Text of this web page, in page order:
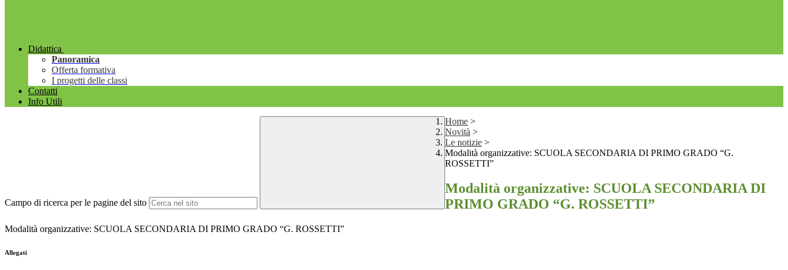
Didattica
Panoramica
Offerta formativa
I progetti delle classi
Contatti
Info Utili
Campo di ricerca per le pagine del sito
Home >
Novità >
Le notizie >
Modalità organizzative: SCUOLA SECONDARIA DI PRIMO GRADO “G.
ROSSETTI”
Modalità organizzative: SCUOLA SECONDARIA DI
PRIMO GRADO “G. ROSSETTI”
Modalità organizzative: SCUOLA SECONDARIA DI PRIMO GRADO “G. ROSSETTI”
Allegati